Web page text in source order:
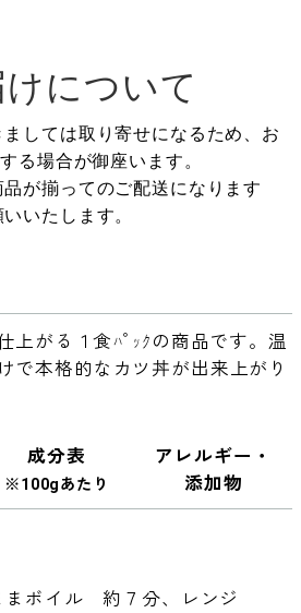
について
しては取り寄せになるため、お
る場合が御座います。
が揃ってのご配送になります
いたします。
上がる１食ﾊﾟｯｸの商品です。温
で本格的なカツ丼が出来上がり
成分表
※100gあたり
アレルギー・
添加物
まボイル 約７分、レンジ